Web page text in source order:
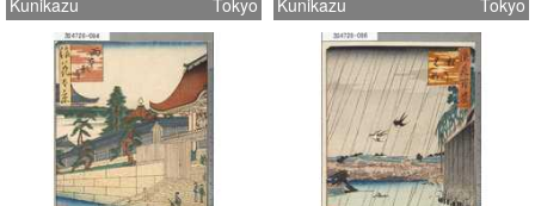
Kunikazu Tokyo Kunikazu Tokyo